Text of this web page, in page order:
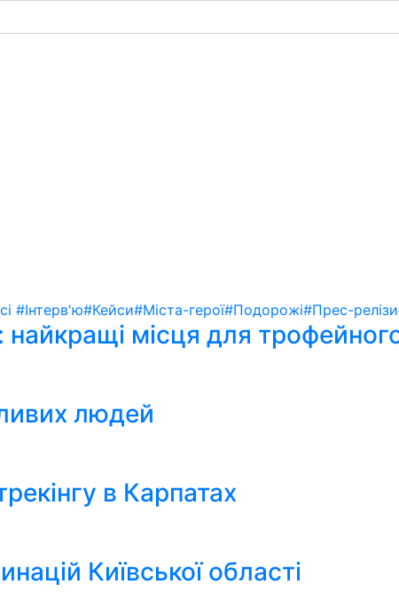
#Інтерв'ю#Кейси#Міста-герої#Подорожі#Прес-релізи
місця для
людей
в Карпатах
Київської області